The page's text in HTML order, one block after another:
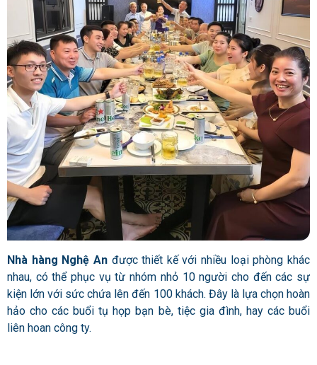
Nhà hàng Nghệ Anđược thiết kế với nhiều loại phòng khác
nhau, có thể phục vụ từ nhóm nhỏ 10 người cho đến các sự
kiện lớn với sức chứa lên đến 100 khách. Đây là lựa chọn hoàn
hảo cho các buổi tụ họp bạn bè, tiệc gia đình, hay các buổi
liên hoan công ty.